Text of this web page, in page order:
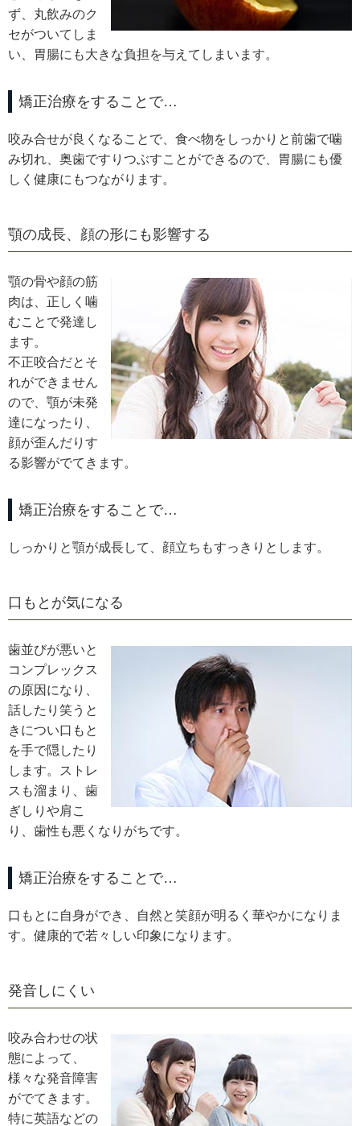
ず、丸飲みのク
セがついてしま
い、胃腸にも大きな負担を与えてしまいます。
矯正治療をすることで…
咬み合せが良くなることで、食べ物をしっかりと前歯で噛
み切れ、奥歯ですりつぶすことができるので、胃腸にも優
しく健康にもつながります。
顎の成長、顔の形にも影響する
顎の骨や顔の筋
肉は、正しく噛
むことで発達し
ます。
不正咬合だとそ
れができません
ので、顎が未発
達になったり、
顔が歪んだりす
る影響がでてきます。
矯正治療をすることで…
しっかりと顎が成長して、顔立ちもすっきりとします。
口もとが気になる
歯並びが悪いと
コンプレックス
の原因になり、
話したり笑うと
きについ口もと
を手で隠したり
します。ストレ
スも溜まり、歯
ぎしりや肩こ
り、歯性も悪くなりがちです。
矯正治療をすることで…
口もとに自身ができ、自然と笑顔が明るく華やかになりま
す。健康的で若々しい印象になります。
発音しにくい
咬み合わせの状
態によって、
様々な発音障害
がでてきます。
特に英語などの